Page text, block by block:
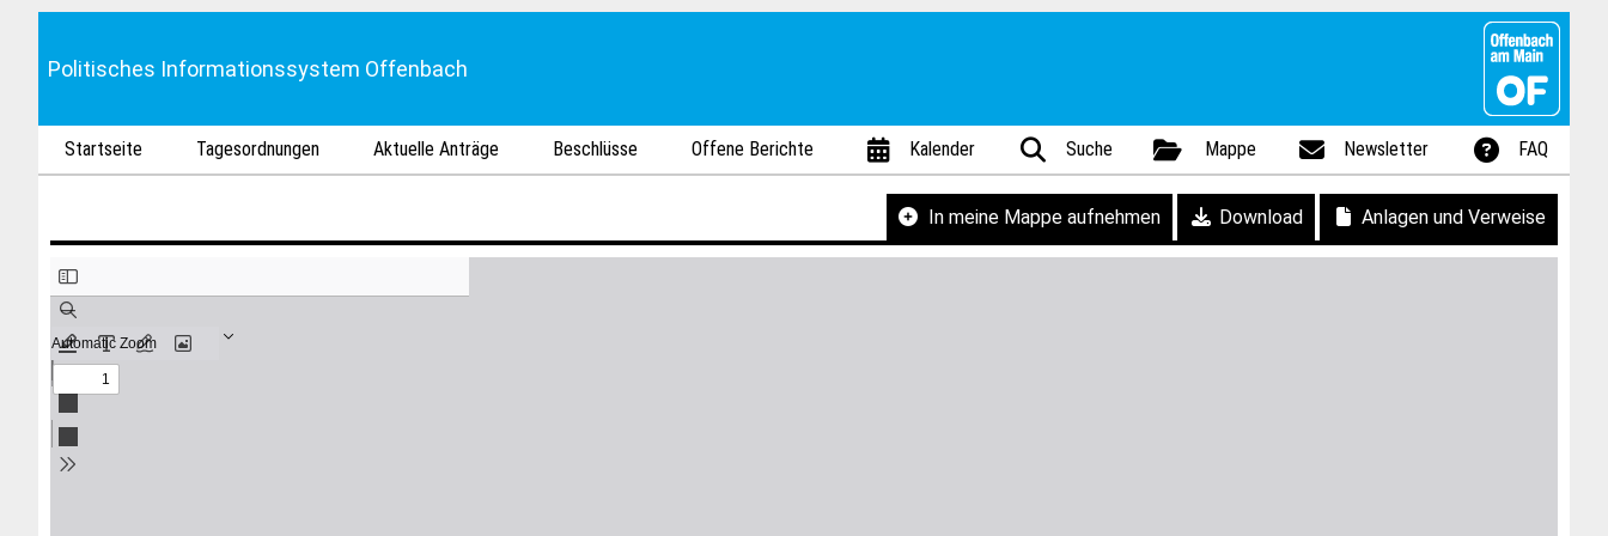
Politisches Informationssystem Offenbach
Startseite Tagesordnungen Aktuelle Anträge Beschlüsse Offene Berichte Kalender Suche Mappe Newsletter FAQ
In meine Mappe aufnehmen Download Anlagen und Verweise